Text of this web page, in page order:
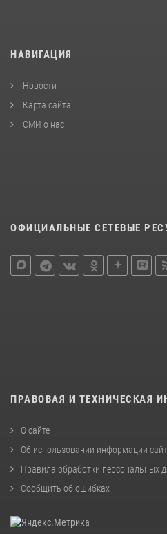
НАВИГАЦИЯ
Новости
Карта сайта
СМИ о нас
ОФИЦИАЛЬНЫЕ СЕТЕВЫЕ
ПРАВОВАЯ И ТЕХНИЧЕСКАЯ
О сайте
Об использовании информации
Правила обработки персональных
Сообщить об ошибках